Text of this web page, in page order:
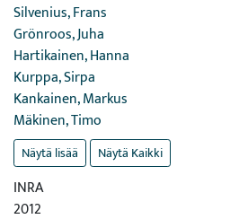
Silvenius, Frans
Grönroos, Juha
Hartikainen, Hanna
Kurppa, Sirpa
Kankainen, Markus
Mäkinen, Timo
Näytä lisää Näytä Kaikki
INRA
2012